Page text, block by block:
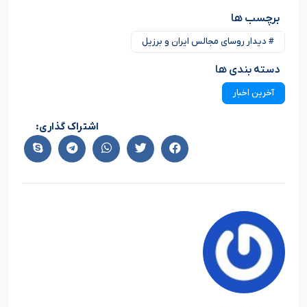
برچسب ها
# دیدار روسای مجالس ایران و برزیل
دسته بندی ها
آخرین اخبار
اشتراک گذاری: